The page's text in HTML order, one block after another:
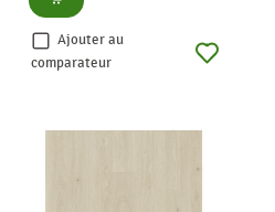
Ajouter au
comparateur